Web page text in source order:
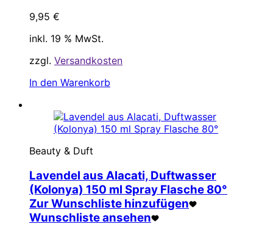
9,95 €
inkl. 19 % MwSt.
zzgl. Versandkosten
In den Warenkorb
Beauty & Duft
Lavendel aus Alacati, Duftwasser
(Kolonya) 150 ml Spray Flasche 80°
Zur Wunschliste hinzufügen
Wunschliste ansehen